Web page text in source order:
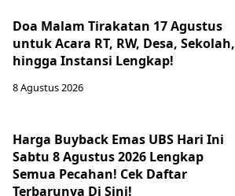
Doa Malam Tirakatan 17 Agustus
untuk Acara RT, RW, Desa, Sekolah,
hingga Instansi Lengkap!
8 Agustus 2026
Harga Buyback Emas UBS Hari Ini
Sabtu 8 Agustus 2026 Lengkap
Semua Pecahan! Cek Daftar
Terbarunya Di Sini!